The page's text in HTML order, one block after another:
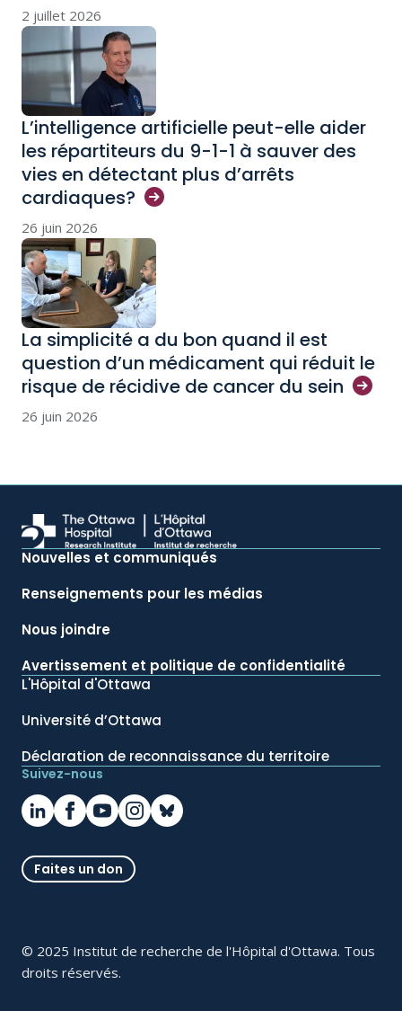
2 juillet 2026
L’intelligence artificielle peut-elle aider
les répartiteurs du 9-1-1 à sauver des
vies en détectant plus d’arrêts
cardiaques?
26 juin 2026
La simplicité a du bon quand il est
question d’un médicament qui réduit le
risque de récidive de cancer du sein
26 juin 2026
Nouvelles et communiqués
Renseignements pour les médias
Nous joindre
Avertissement et politique de confidentialité
L'Hôpital d'Ottawa
Université d’Ottawa
Déclaration de reconnaissance du territoire
Suivez-nous
Faites un don
© 2025 Institut de recherche de l'Hôpital d'Ottawa. Tous
droits réservés.